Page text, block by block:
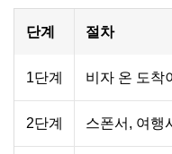
단계 절차
1단계 비자 온 도착
2단계 스폰서, 여행